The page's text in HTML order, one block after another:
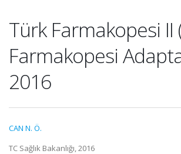
Türk Farmakopesi II
Farmakopesi
2016
CAN N. Ö.
TC Sağlık Bakanlığı, 2016